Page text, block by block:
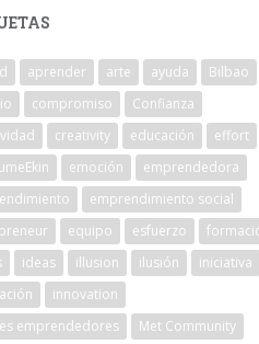
aprender arte ayuda
Bilbao
compromiso
Confianza
creativity educación
effort
emoción
emprendedora
emprendimiento social
equipo esfuerzo
ideas illusion ilusión
iniciativa
innovation
emprendedores
Met Community